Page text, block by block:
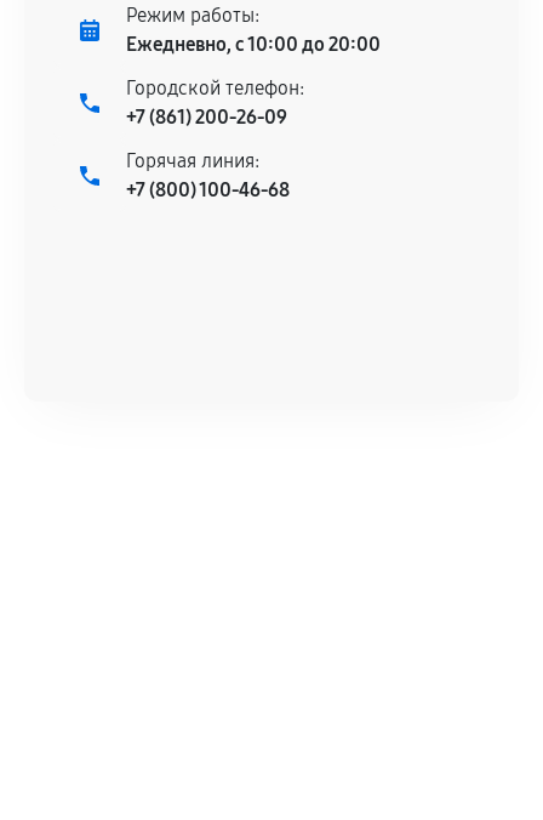
Режим работы:
Ежедневно, с 10:00 до 20:00
Городской телефон:
+7 (861) 200-26-09
Горячая линия:
+7 (800) 100-46-68